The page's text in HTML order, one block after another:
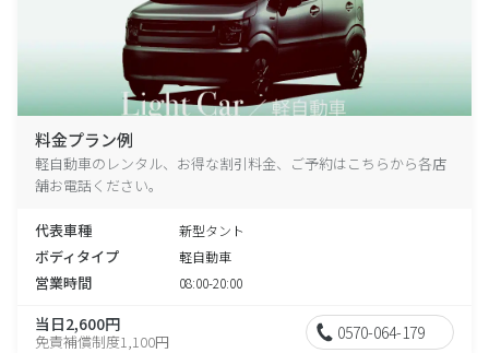
料金プラン例
軽自動車のレンタル、お得な割引料金、ご予約はこちらから各店
舗お電話ください。
代表車種 新型タント
ボディタイプ 軽自動車
営業時間 08:00-20:00
当日2,600円
免責補償制度1,100円 0570-064-179